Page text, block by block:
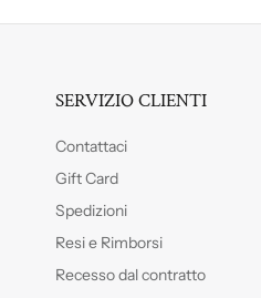
SERVIZIO CLIENTI
Contattaci
Gift Card
Spedizioni
Resi e Rimborsi
Recesso dal contratto